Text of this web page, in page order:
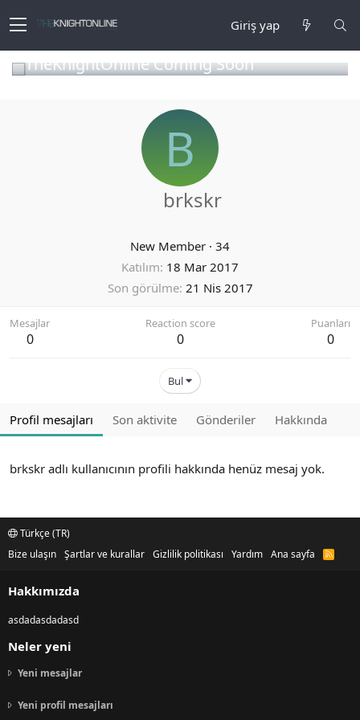
Giriş yap
TheKnightOnline Coming Soon
B
brkskr
New Member · 34
Katılım 18 Mar 2017
Son görülme 21 Nis 2017
Mesajlar
0
Reaction score
0
Puanları
0
Bul
Profil mesajları Son aktivite Gönderiler Hakkında
brkskr adlı kullanıcının profili hakkında henüz mesaj yok.
Türkçe (TR)
Bize ulaşın Şartlar ve kurallar Gizlilik politikası Yardım Ana sayfa
R
Hakkımızda
asdadasdadasd
Neler yeni
Yeni mesajlar
Yeni profil mesajları